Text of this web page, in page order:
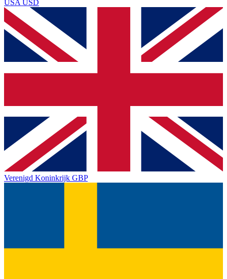
USA USD
Verenigd Koninkrijk GBP